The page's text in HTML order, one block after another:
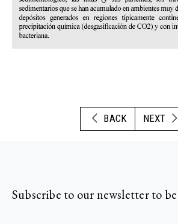
BACK NEXT
Subscribe to our newsletter to